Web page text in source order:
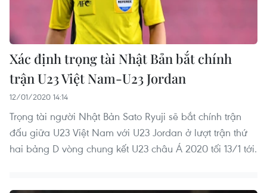
Xác định trọng tài Nhật Bản bắt chính
trận U23 Việt Nam-U23 Jordan
12/01/2020 14:14
Trọng tài người Nhật Bản Sato Ryuji sẽ bắt chính trận
đấu giữa U23 Việt Nam với U23 Jordan ở lượt trận thứ
hai bảng D vòng chung kết U23 châu Á 2020 tối 13/1 tới.